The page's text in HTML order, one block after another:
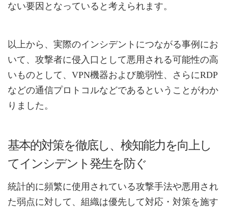
ない要因となっていると考えられます。
以上から、実際のインシデントにつながる事例にお
いて、攻撃者に侵入口として悪用される可能性の高
いものとして、VPN機器および脆弱性、さらにRDP
などの通信プロトコルなどであるということがわか
りました。
基本的対策を徹底し、検知能力を向上し
てインシデント発生を防ぐ
統計的に頻繁に使用されている攻撃手法や悪用され
た弱点に対して、組織は優先して対応・対策を施す